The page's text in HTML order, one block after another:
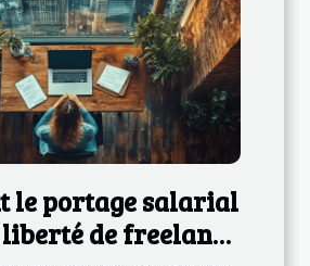
le portage salarial
de freelance